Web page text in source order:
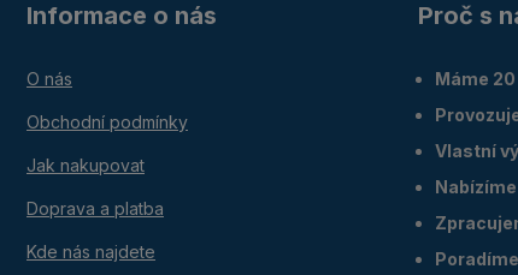
Informace o nás
O nás
Obchodní podmínky
Jak nakupovat
Doprava a platba
Kde nás najdete
Proč s
Máme
Vlastní